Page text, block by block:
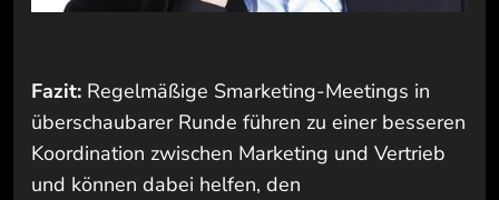
Fazit: Regelmäßige Smarketing-Meetings in
überschaubarer Runde führen zu einer besseren
Koordination zwischen Marketing und Vertrieb
und können dabei helfen, den